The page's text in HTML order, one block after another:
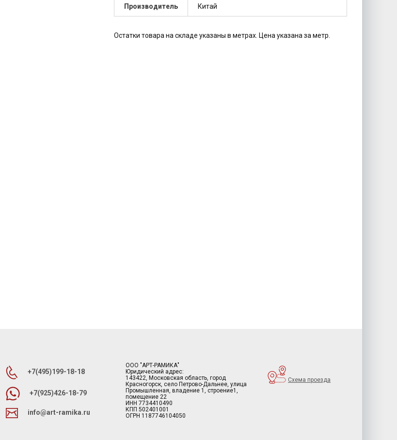
Производитель Китай
Остатки товара на складе указаны в метрах. Цена указана за метр.
+7(495)199-18-18
+7(925)426-18-79
info@art-ramika.ru
ООО "АРТ-РАМИКА"
Юридический адрес:
143422, Московская область, город
Красногорск, село Петрово-Дальнее, улица
Промышленная, владение 1, строение1,
помещение 22
ИНН 7734410490
КПП 502401001
ОГРН 1187746104050
Схема проезда